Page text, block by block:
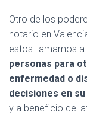
Otro de los
notario en
estos llamamos
personas para
enfermedad o
decisiones en
y a beneficio del